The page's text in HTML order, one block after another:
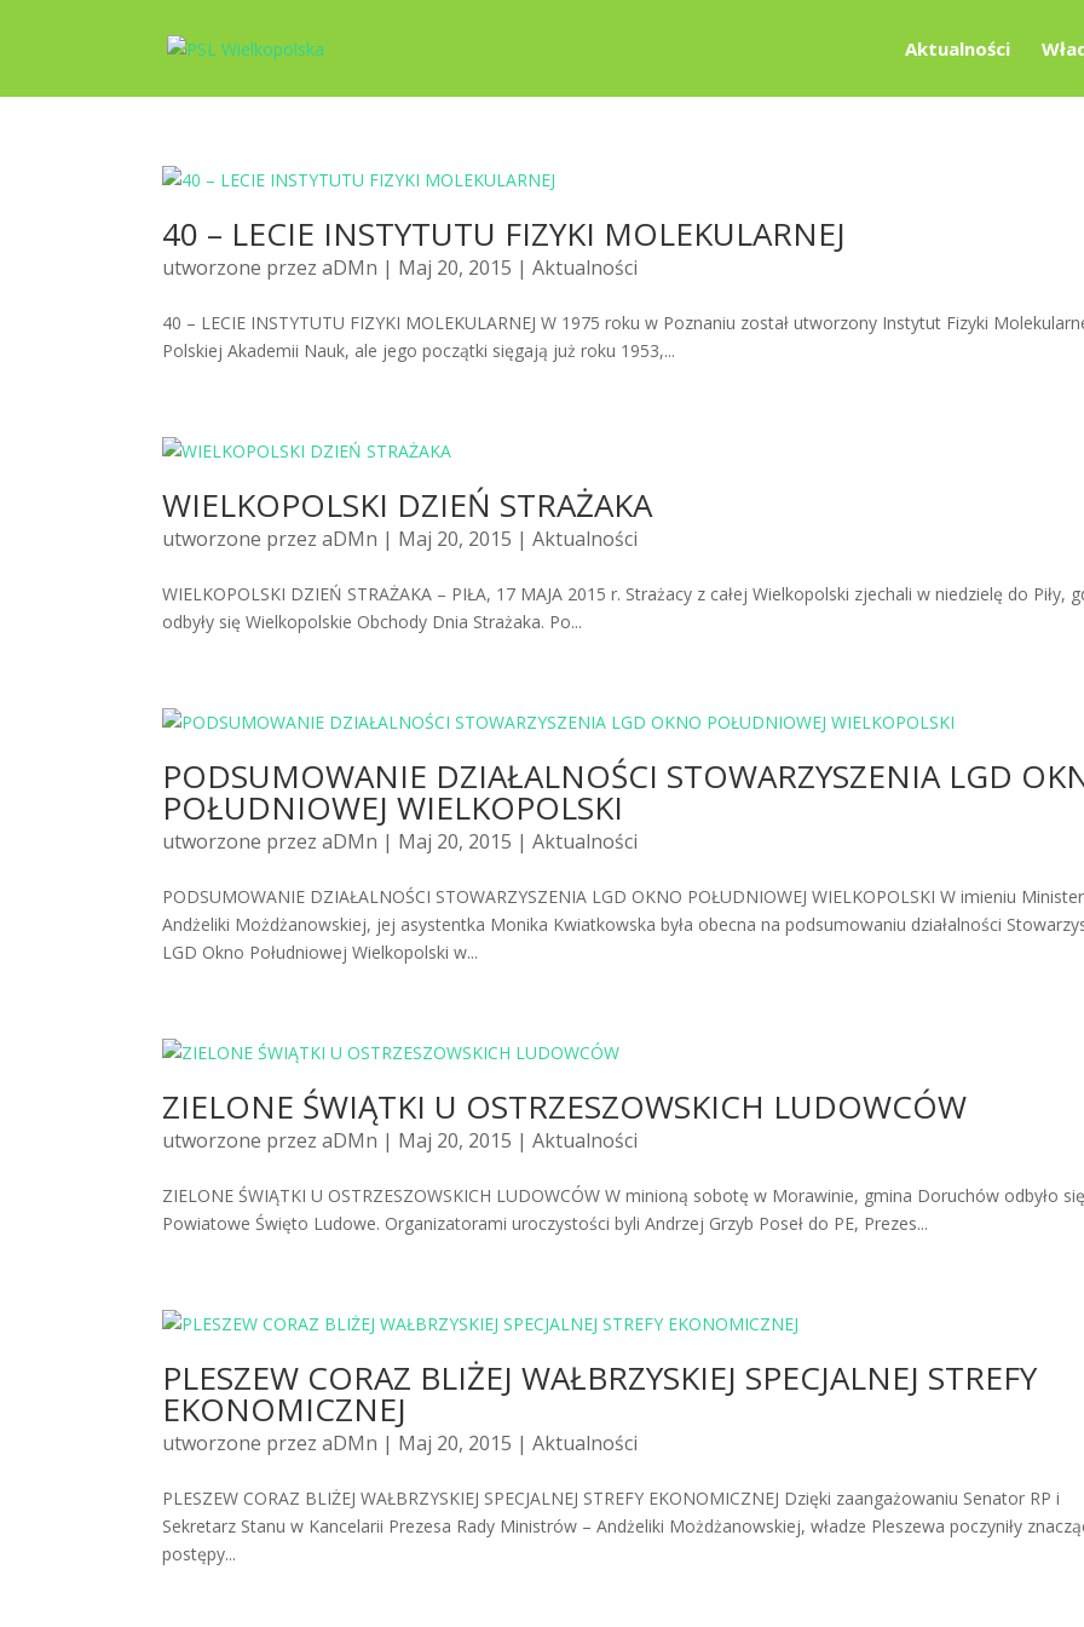
Aktualności
40 – LECIE INSTYTUTU FIZYKI MOLEKULARNEJ
utworzone przezaDMn | Maj 20, 2015 |Aktualności
40 – LECIE INSTYTUTU FIZYKI MOLEKULARNEJ W 1975 roku w Poznaniu został utworzony Instytut Fizyki
Polskiej Akademii Nauk, ale jego początki sięgają już roku 1953,...
WIELKOPOLSKI DZIEŃ STRAŻAKA
utworzone przezaDMn | Maj 20, 2015 |Aktualności
WIELKOPOLSKI DZIEŃ STRAŻAKA – PIŁA, 17 MAJA 2015 r. Strażacy z całej Wielkopolski zjechali w niedzielę do Piły,
odbyły się Wielkopolskie Obchody Dnia Strażaka. Po...
PODSUMOWANIE DZIAŁALNOŚCI STOWARZYSZENIA LGD
POŁUDNIOWEJ WIELKOPOLSKI
utworzone przezaDMn | Maj 20, 2015 |Aktualności
PODSUMOWANIE DZIAŁALNOŚCI STOWARZYSZENIA LGD OKNO POŁUDNIOWEJ WIELKOPOLSKI W imieniu Minister
Andżeliki Możdżanowskiej, jej asystentka Monika Kwiatkowska była obecna na podsumowaniu działalności
LGD Okno Południowej Wielkopolski w...
ZIELONE ŚWIĄTKI U OSTRZESZOWSKICH LUDOWCÓW
utworzone przezaDMn | Maj 20, 2015 |Aktualności
ZIELONE ŚWIĄTKI U OSTRZESZOWSKICH LUDOWCÓW W minioną sobotę w Morawinie, gmina Doruchów odbyło
Powiatowe Święto Ludowe. Organizatorami uroczystości byli Andrzej Grzyb Poseł do PE, Prezes...
PLESZEW CORAZ BLIŻEJ WAŁBRZYSKIEJ SPECJALNEJ STREFY
EKONOMICZNEJ
utworzone przezaDMn | Maj 20, 2015 |Aktualności
PLESZEW CORAZ BLIŻEJ WAŁBRZYSKIEJ SPECJALNEJ STREFY EKONOMICZNEJ Dzięki zaangażowaniu Senator RP i
Sekretarz Stanu w Kancelarii Prezesa Rady Ministrów – Andżeliki Możdżanowskiej, władze Pleszewa poczyniły
postępy...